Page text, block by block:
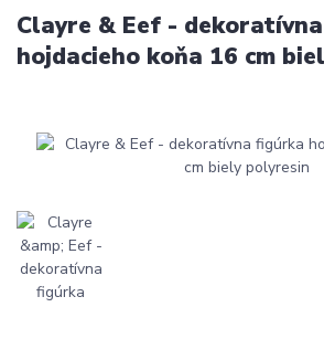
Clayre & Eef -
hojdacieho koňa 16 cm